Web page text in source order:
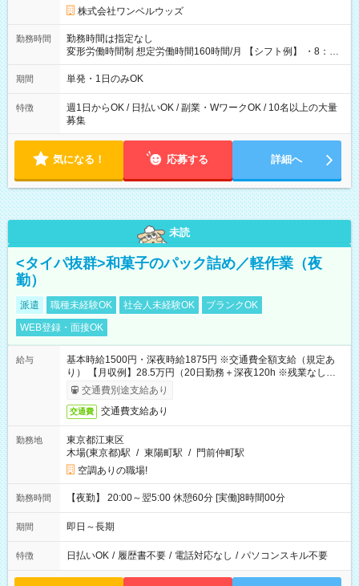
株式会社ワンベルウッズ
勤務時間
勤務時間は指定なし
変形労働時間制 想定労働時間160時間/月 【シフト例】 ・8：00
～21：00
期間 単発・1日のみOK
特徴
週1日からOK / 日払いOK / 副業・WワークOK / 10名以上の大量
募集
気になる！ 応募する 詳細へ
未読
<タイパ抜群>和菓子のパック詰め／軽作業（夜
勤）
派遣 職種未経験OK 社会人未経験OK
ブランクOK
WEB登録・面接OK
給与
基本時給1500円・深夜時給1875円 ※交通費全額支給（規定あ
り） 【月収例】28.5万円（20日勤務＋深夜120h ※残業なしの場
合）交通費別途支給あり
交通費 交通費支給あり
勤務地
東京都江東区
木場(東京都)駅 / 東陽町駅 / 門前仲町駅
空調ありの職場!
勤務時間 【夜勤】 20:00～翌5:00 休憩60分 [実働]8時間00分
期間 即日～長期
特徴 日払いOK / 履歴書不要 / 電話対応なし / パソコンスキル不要